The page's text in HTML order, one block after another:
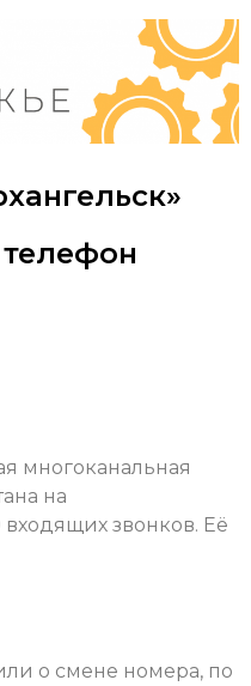
многоканальная
на
звонков. Её
о смене номера, по